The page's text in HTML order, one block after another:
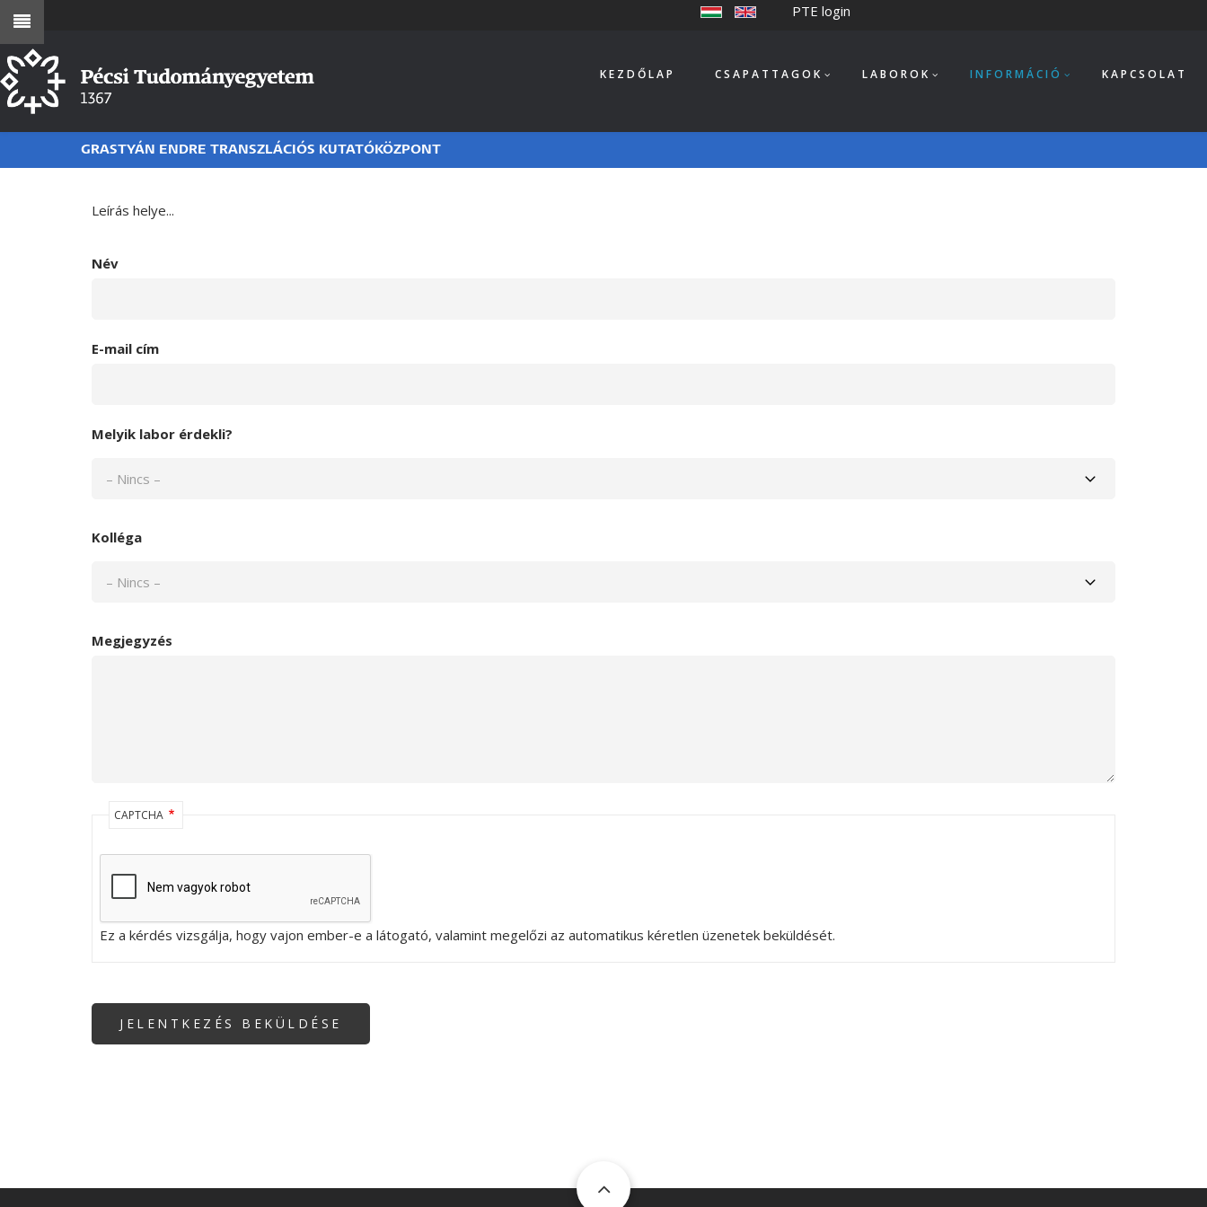
Ugrás
tartalomra
PTE login
KEZDŐLAP CSAPATTAGOK LABOROK INFORMÁCIÓ KAPCSOLAT
GRASTYÁN ENDRE TRANSZLÁCIÓS KUTATÓKÖZPONT
Leírás helye...
Név
E-mail cím
Melyik labor érdekli?
Kolléga
Megjegyzés
CAPTCHA
Ez a kérdés vizsgálja, hogy vajon ember-e a látogató, valamint megelőzi az automatikus kéretlen üzenetek beküldését.